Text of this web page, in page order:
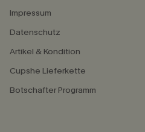
Impressum
Datenschutz
Artikel & Kondition
Cupshe Lieferkette
Botschafter Programm